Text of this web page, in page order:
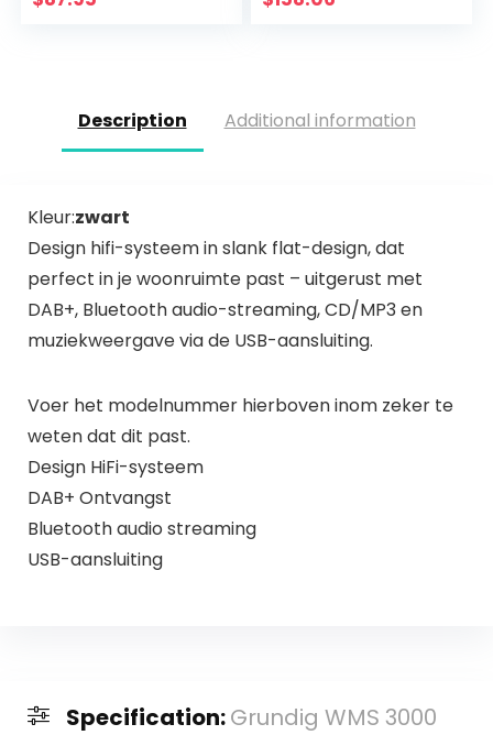
Description Additional information
Kleur:zwart
Design hifi-systeem in slank flat-design, dat
perfect in je woonruimte past – uitgerust met
DAB+, Bluetooth audio-streaming, CD/MP3 en
muziekweergave via de USB-aansluiting.
Voer het modelnummer hierboven inom zeker te
weten dat dit past.
Design HiFi-systeem
DAB+ Ontvangst
Bluetooth audio streaming
USB-aansluiting
Specification:Grundig WMS 3000